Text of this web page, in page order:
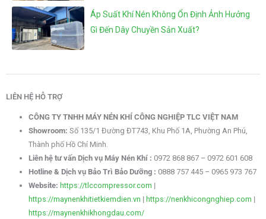
Áp Suất Khí Nén Không Ổn Định Ảnh Hưởng
Gì Đến Dây Chuyền Sản Xuất?
LIÊN HỆ HỖ TRỢ
CÔNG TY TNHH MÁY NÉN KHÍ CÔNG NGHIỆP TLC VIỆT NAM
Showroom: Số 135/1 Đường ĐT743, Khu Phố 1A, Phường An Phú,
Thành phố Hồ Chí Minh.
Liên hệ tư vấn Dịch vụ Máy Nén Khí : 0972 868 867 – 0972 601 608
Hotline & Dịch vụ Bảo Trì Bảo Dưỡng : 0888 757 445 – 0965 973 767
Website: https://tlccompressor.com |
https://maynenkhitietkiemdien.vn | https://nenkhicongnghiep.com |
https://maynenkhikhongdau.com/